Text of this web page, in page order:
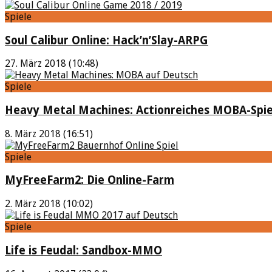
Spiele
Soul Calibur Online: Hack’n’Slay-ARPG
27. März 2018 (10:48)
Spiele
Heavy Metal Machines: Actionreiches MOBA-
8. März 2018 (16:51)
Spiele
MyFreeFarm2: Die Online-Farm
2. März 2018 (10:02)
Spiele
Life is Feudal: Sandbox-MMO